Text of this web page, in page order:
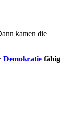
kamen die
Demokratie fähig